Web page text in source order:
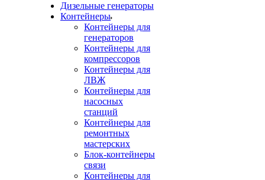
Дизельные генераторы
Контейнеры
Контейнеры для
генераторов
Контейнеры для
компрессоров
Контейнеры для
ЛВЖ
Контейнеры для
насосных
станций
Контейнеры для
ремонтных
мастерских
Блок-контейнеры
связи
Контейнеры для